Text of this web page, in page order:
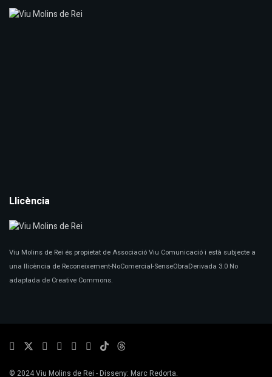
Llicència
Viu Molins de Rei és propietat de Associació Viu Comunicació i està subjecte a
una llicència de Reconeixement-NoComercial-SenseObraDerivada 3.0 No
adaptada de Creative Commons.
© 2024Viu Molins de Rei - Disseny: Marc Redorta.